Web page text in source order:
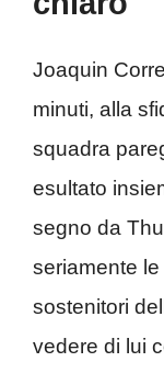
Joaquin
minuti, alla
squadra
esultato
segno da
seriamente
sostenitori
vedere di lui